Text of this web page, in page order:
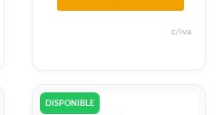
c/iva
DISPONIBLE